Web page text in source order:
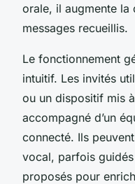
orale, il augmente la
messages recueillis.
Le fonctionnement
intuitif. Les invités
ou un dispositif mis
accompagné d’un
connecté. Ils
vocal, parfois
proposés pour